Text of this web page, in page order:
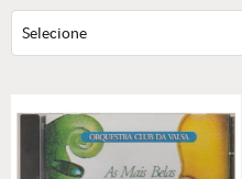
Selecione